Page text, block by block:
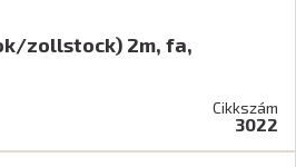
zollstock) 2m, fa,
Cikkszám
3022